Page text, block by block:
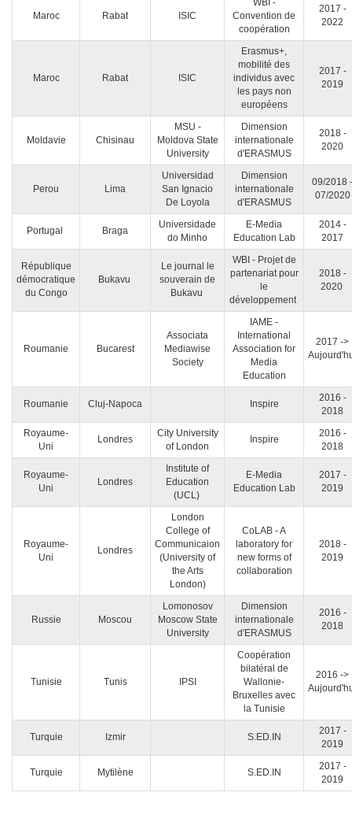
Maroc Rabat ISIC
WBI -
Convention de
coopération
2017 -
2022
Maroc Rabat ISIC
Erasmus+,
mobilité des
individus avec
les pays non
européens
2017 -
2019
Moldavie Chisinau
MSU -
Moldova State
University
Dimension
internationale
d'ERASMUS
2018 -
2020
Perou Lima
Universidad
San Ignacio
De Loyola
Dimension
internationale
d'ERASMUS
09/2018 -
07/2020
Portugal Braga
Universidade
do Minho
E-Media
Education Lab
2014 -
2017
République
démocratique
du Congo
Bukavu
Le journal le
souverain de
Bukavu
WBI - Projet de
partenariat pour
le
développement
2018 -
2020
Roumanie Bucarest
Associata
Mediawise
Society
IAME -
International
Association for
Media
Education
2017 ->
Roumanie Cluj-Napoca Inspire
2016 -
2018
Royaume-
Uni
Londres
City University
of London
Inspire
2016 -
2018
Royaume-
Uni
Londres
Institute of
Education
(UCL)
E-Media
Education Lab
2017 -
2019
Royaume-
Uni
Londres
London
College of
Communicaion
(University of
the Arts
London)
CoLAB - A
laboratory for
new forms of
collaboration
2018 -
2019
Russie Moscou
Lomonosov
Moscow State
University
Dimension
internationale
d'ERASMUS
2016 -
2018
Tunisie Tunis IPSI
Coopération
bilatéral de
Wallonie-
Bruxelles avec
la Tunisie
2016 ->
Turquie Izmir S.ED.IN
2017 -
2019
Turquie Mytilène S.ED.IN
2017 -
2019